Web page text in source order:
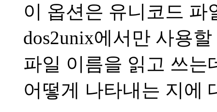
이 옵션은 유니코드
dos2unix에서만 사용
파일 이름을 읽고 쓰는
어떻게 나타내는 지에